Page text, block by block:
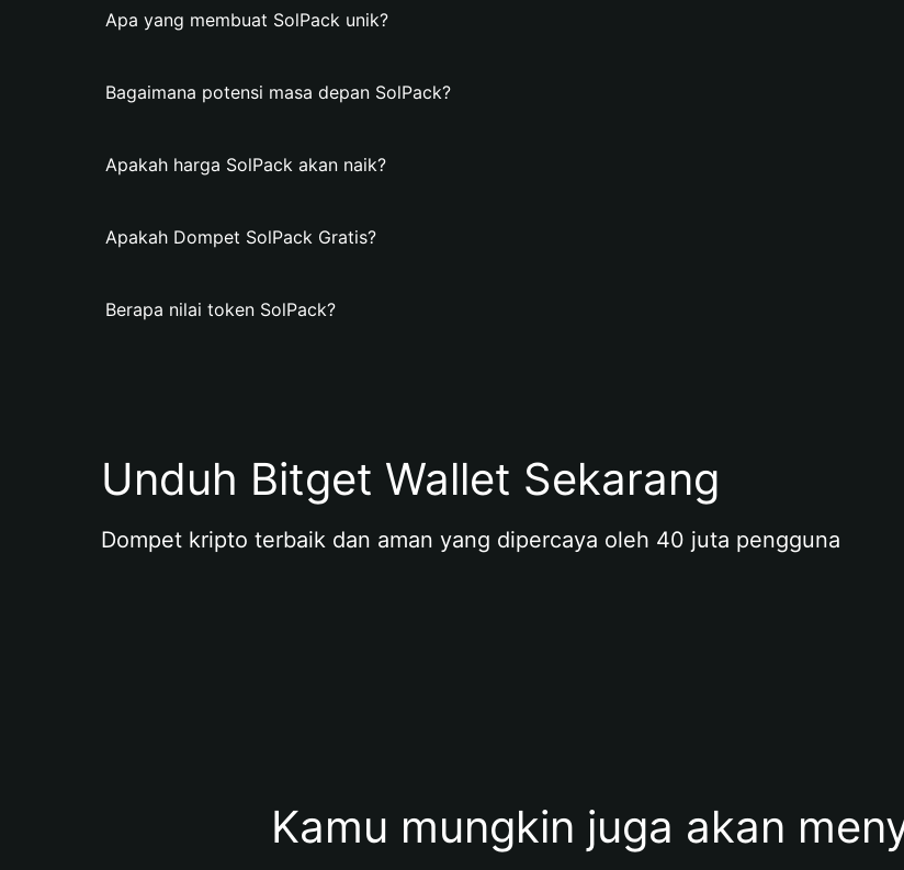
Apa yang membuat SolPack unik?
Bagaimana potensi masa depan SolPack?
Apakah harga SolPack akan naik?
Apakah Dompet SolPack Gratis?
Berapa nilai token SolPack?
Unduh Bitget Wallet Sekarang
Dompet kripto terbaik dan aman yang dipercaya oleh 40 juta pengguna
Kamu mungkin juga akan